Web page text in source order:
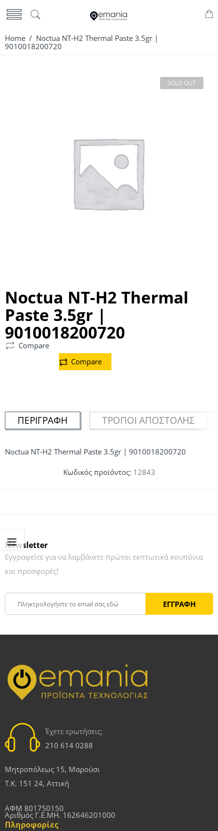
Home / Noctua NT-H2 Thermal Paste 3.5gr |
9010018200720
SOLD OUT
Noctua NT-H2 Thermal
Paste 3.5gr |
9010018200720
Compare
Compare
ΠΕΡΙΓΡΑΦΉ ΤΡΌΠΟΙ ΑΠΟΣΤΟΛΉΣ
Noctua NT-H2 Thermal Paste 3.5gr | 9010018200720
Κωδικός προϊόντος: 12843
Newsletter
Εγγραφείτε για να λαμβάνετε πρώτοι εκπτωτικά κουπόνια
και προσφορές!
Έχετε ερωτήσεις;
210 614 0288
Μητροπόλεως 15, Μαρούσι
Τ.Κ. 151 24, Αττική
ΑΦΜ 801750150
Αριθμός Γ.Ε.ΜΗ. 162646201000
Πληροφορίες